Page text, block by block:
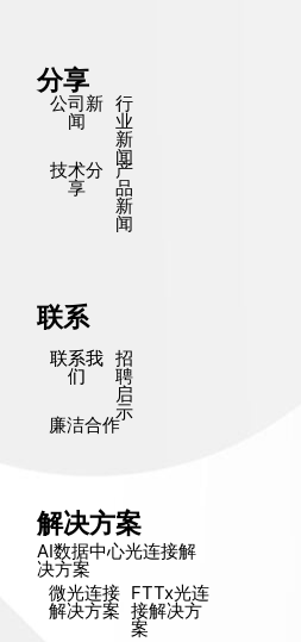
分享
公司新
闻
行
业
新
闻
技术分
享
产
品
新
闻
联系
联系我
们
招
聘
启
示
廉洁合作
解决方案
AI数据中心光连接解
决方​​案
微光连接
解决方​​案
FTTx光连
接解决方​​
案